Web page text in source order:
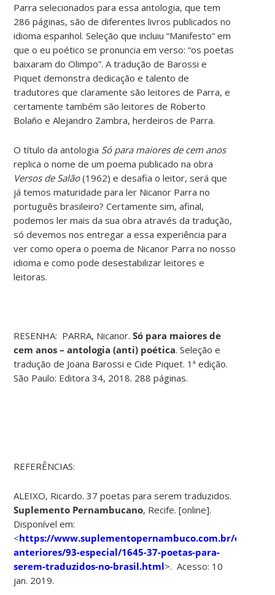
Parra selecionados para essa antologia, que tem
286 páginas, são de diferentes livros publicados no
idioma espanhol. Seleção que incluiu “Manifesto” em
que o eu poético se pronuncia em verso: “os poetas
baixaram do Olimpo”. A tradução de Barossi e
Piquet demonstra dedicação e talento de
tradutores que claramente são leitores de Parra, e
certamente também são leitores de Roberto
Bolaño e Alejandro Zambra, herdeiros de Parra.
O título da antologia Só para maiores de cem anos
replica o nome de um poema publicado na obra
Versos de Salão(1962) e desafia o leitor, será que
já temos maturidade para ler Nicanor Parra no
português brasileiro? Certamente sim, afinal,
podemos ler mais da sua obra através da tradução,
só devemos nos entregar a essa experiência para
ver como opera o poema de Nicanor Parra no nosso
idioma e como pode desestabilizar leitores e
leitoras.
RESENHA: PARRA, Nicanor.Só para maiores de
cem anos – antologia (anti) poética. Seleção e
tradução de Joana Barossi e Cide Piquet. 1ª edição.
São Paulo: Editora 34, 2018. 288 páginas.
REFERÊNCIAS:
ALEIXO, Ricardo. 37 poetas para serem traduzidos.
Suplemento Pernambucano, Recife. [online].
Disponível em:
<https://www.suplementopernambuco.com.br/
anteriores/93-especial/1645-37-poetas-para-
serem-traduzidos-no-brasil.html>. Acesso: 10
jan. 2019.